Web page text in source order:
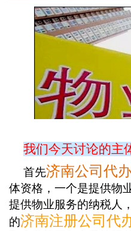
我们今天讨论的主
首先济南公司代
体资格，一个是提供物
提供物业服务的纳税人
的济南注册公司代